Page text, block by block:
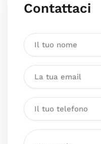
Contattaci